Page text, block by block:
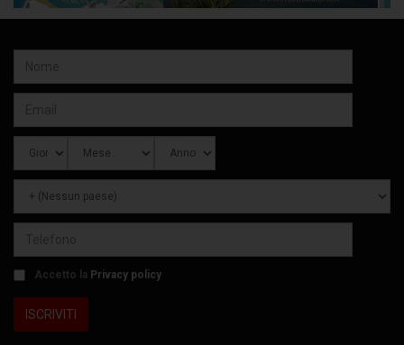
Accetto la Privacy policy